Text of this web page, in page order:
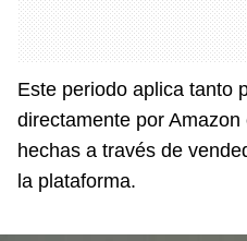
Este periodo aplica tanto
directamente por
hechas a través de
la plataforma.